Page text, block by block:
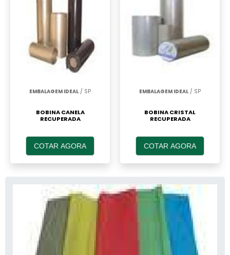
EMBALAGEM IDEAL / SP
BOBINA CANELA
RECUPERADA
COTAR AGORA
EMBALAGEM IDEAL / SP
BOBINA CRISTAL
RECUPERADA
COTAR AGORA